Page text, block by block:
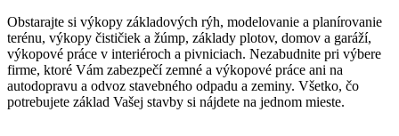
Obstarajte si výkopy základových rýh, modelovanie a planírovanie
terénu, výkopy čističiek a žúmp, základy plotov, domov a garáží,
výkopové práce v interiéroch a pivniciach. Nezabudnite pri výbere
firme, ktoré Vám zabezpečí zemné a výkopové práce ani na
autodopravu a odvoz stavebného odpadu a zeminy. Všetko, čo
potrebujete základ Vašej stavby si nájdete na jednom mieste.